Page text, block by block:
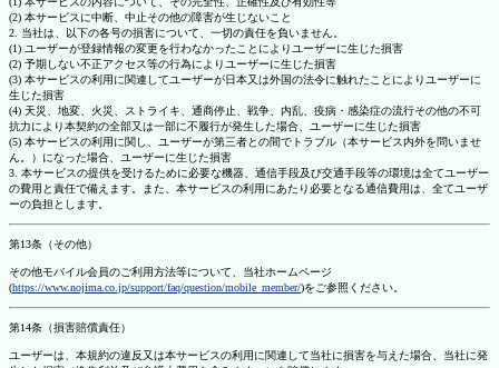
(2) 本サービスに中断、中止その他の障害が生じないこと
2. 当社は、以下の各号の損害について、一切の責任を負いません。
(1) ユーザーが登録情報の変更を行わなかったことによりユーザーに生じた損害
(2) 予期しない不正アクセス等の行為によりユーザーに生じた損害
(3) 本サービスの利用に関連してユーザーが日本又は外国の法令に触れたことによりユーザーに
生じた損害
(4) 天災、地変、火災、ストライキ、通商停止、戦争、内乱、疫病・感染症の流行その他の不可
抗力により本契約の全部又は一部に不履行が発生した場合、ユーザーに生じた損害
(5) 本サービスの利用に関し、ユーザーが第三者との間でトラブル（本サービス内外を問いませ
ん。）になった場合、ユーザーに生じた損害
3. 本サービスの提供を受けるために必要な機器、通信手段及び交通手段等の環境は全てユーザー
の費用と責任で備えます。また、本サービスの利用にあたり必要となる通信費用は、全てユーザ
ーの負担とします。
第13条（その他）
その他モバイル会員のご利用方法等について、当社ホームページ
(https://www.nojima.co.jp/support/faq/question/mobile_member/)をご参照ください。
第14条（損害賠償責任）
ユーザーは、本規約の違反又は本サービスの利用に関連して当社に損害を与えた場合、当社に発